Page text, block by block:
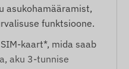
asukohamääramist,
funktsioone.
kaart*, mida saab
aku 3-tunnise